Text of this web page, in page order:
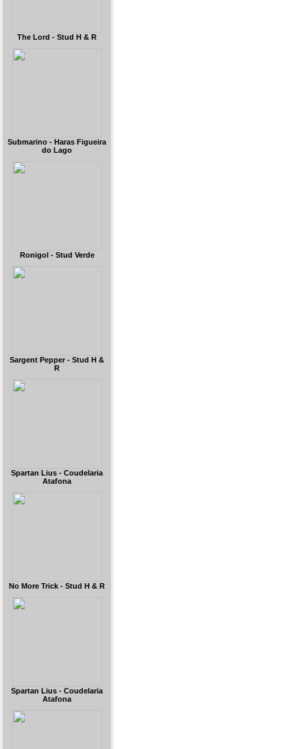
The Lord - Stud H & R
Submarino - Haras Figueira
do Lago
Ronigol - Stud Verde
Sargent Pepper - Stud H &
R
Spartan Lius - Coudelaria
Atafona
No More Trick - Stud H & R
Spartan Lius - Coudelaria
Atafona